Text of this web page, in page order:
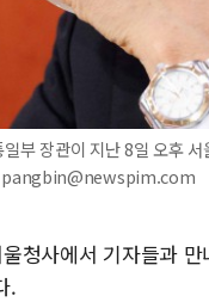
부 장관이 지난 8일 오후
pangbin@newspim.com
청사에서 기자들과
.